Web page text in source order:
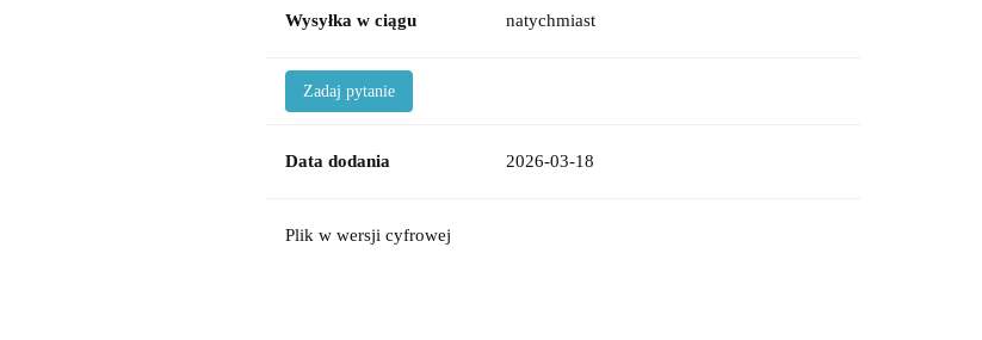
Wysyłka w ciągu natychmiast
Zadaj pytanie
Data dodania 2026-03-18
Plik w wersji cyfrowej